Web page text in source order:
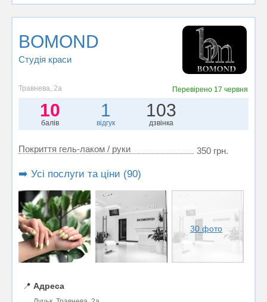
BOMOND
Студія краси
Травнева, 2а Перевірено 17 червня
10
балів
1
відгук
103
дзвінка
Покриття гель-лаком / руки 350 грн.
➡️ Усі послуги та ціни (90)
30 фото
📍 Адреса